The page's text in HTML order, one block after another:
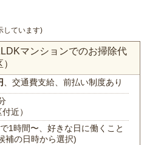
しています)
マンションでのお掃除代
、交通費支給、前払い制度あり
近）
1時間〜、好きな日に働くこと
補の日時から選択)